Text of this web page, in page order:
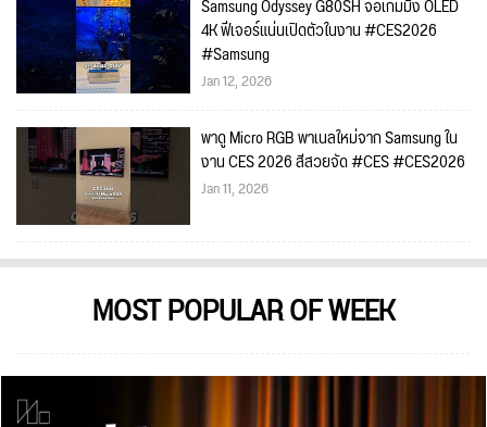
Samsung Odyssey G80SH จอเกมมิ่ง OLED
4K ฟีเจอร์แน่นเปิดตัวในงาน #CES2026
#Samsung
Jan 12, 2026
พาดู Micro RGB พาเนลใหม่จาก Samsung ใน
งาน CES 2026 สีสวยจัด #CES #CES2026
Jan 11, 2026
MOST POPULAR OF WEEK